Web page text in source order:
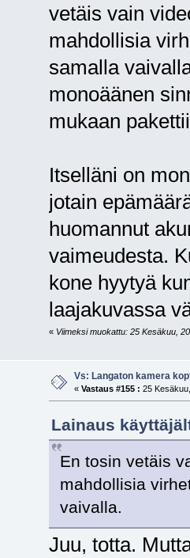
vetäis vain
mahdollisia
samalla
monoäänen
mukaan
Itselläni on
jotain
huomannut
vaimeudesta.
kone hyytyä
laajakuvassa
« Viimeksi muokattu: 25 Kesäkuu,
Vs: Langaton kamera
« Vastaus #155 : 25
Lainaus
En tosin vetäis
mahdollisia
vaivalla.
Juu, totta.